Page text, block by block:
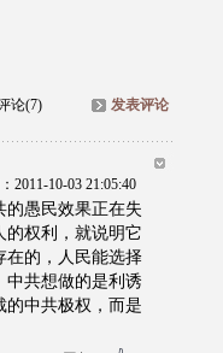
论(7) 发表评论
2011-10-03 21:05:40
的愚民效果正在失
的权利，就说明它
在的，人民能选择
中共想做的是利诱
的中共极权，而是